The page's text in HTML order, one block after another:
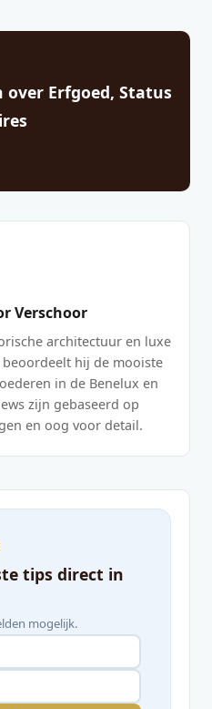
Erfgoed, Status
Verschoor
architectuur en luxe
hij de mooiste
in de Benelux en
zijn gebaseerd op
en oog voor detail.
tips direct in
mogelijk.